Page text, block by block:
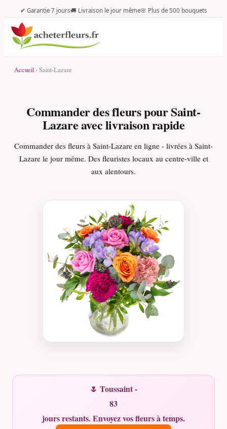
✔ Garantie 7 jours🚚 Livraison le jour même🌸 Plus de 500 bouquets
Accueil › Saint-Lazare
Commander des fleurs pour Saint-
Lazare avec livraison rapide
Commander des fleurs à Saint-Lazare en ligne - livrées à Saint-
Lazare le jour même. Des fleuristes locaux au centre-ville et
aux alentours.
🌷 Toussaint -
83
jours restants. Envoyez vos fleurs à temps.